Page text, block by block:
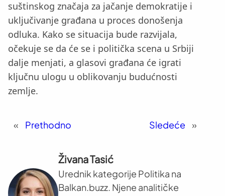
suštinskog značaja za jačanje demokratije i
uključivanje građana u proces donošenja
odluka. Kako se situacija bude razvijala,
očekuje se da će se i politička scena u Srbiji
dalje menjati, a glasovi građana će igrati
ključnu ulogu u oblikovanju budućnosti
zemlje.
« Prethodno Sledeće »
Živana Tasić
Urednik kategorije Politika na
Balkan.buzz. Njene analitičke